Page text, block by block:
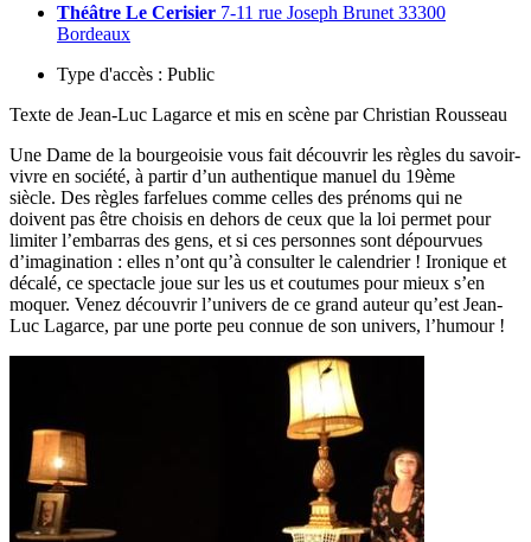
Théâtre Le Cerisier 7-11 rue Joseph Brunet 33300
Bordeaux
Type d'accès : Public
Texte de Jean-Luc Lagarce et mis en scène par Christian Rousseau
Une Dame de la bourgeoisie vous fait découvrir les règles du savoir-
vivre en société, à partir d’un authentique manuel du 19ème
siècle. Des règles farfelues comme celles des prénoms qui ne
doivent pas être choisis en dehors de ceux que la loi permet pour
limiter l’embarras des gens, et si ces personnes sont dépourvues
d’imagination : elles n’ont qu’à consulter le calendrier ! Ironique et
décalé, ce spectacle joue sur les us et coutumes pour mieux s’en
moquer. Venez découvrir l’univers de ce grand auteur qu’est Jean-
Luc Lagarce, par une porte peu connue de son univers, l’humour !